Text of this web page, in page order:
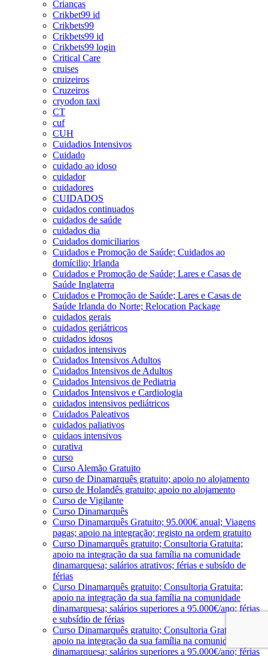
Crianças
Crikbet99 id
Crikbets99
Crikbets99 id
Crikbets99 login
Critical Care
cruises
cruizeiros
Cruzeiros
cryodon taxi
CT
cuf
CUH
Cuidadios Intensivos
Cuidado
cuidado ao idoso
cuidador
cuidadores
CUIDADOS
cuidados continuados
cuidados de saúde
cuidados dia
Cuidados domiciliarios
Cuidados e Promoção de Saúde; Cuidados ao
domícilio; Irlanda
Cuidados e Promoção de Saúde; Lares e Casas de
Saúde Inglaterra
Cuidados e Promoção de Saúde; Lares e Casas de
Saúde Irlanda do Norte; Relocation Package
cuidados gerais
cuidados geriátricos
cuidados idosos
cuidados intensivos
Cuidados Intensivos Adultos
Cuidados Intensivos de Adultos
Cuidados Intensivos de Pediatria
Cuidados Intensivos e Cardiologia
cuidados intensivos pediátricos
Cuidados Paleativos
cuidados paliativos
cuidaos intensivos
curativa
curso
Curso Alemão Gratuito
curso de Dinamarquês gratuito; apoio no alojamento
curso de Holandês gratuito; apoio no alojamento
Curso de Vigilante
Curso Dinamarquês
Curso Dinamarquês Gratuito; 95.000€ anual; Viagens
pagas; apoio na integração; registo na ordem gratuito
Curso Dinamarquês gratuito; Consultoria Gratuita;
apoio na integração da sua família na comunidade
dinamarquesa; salários atrativos; férias e subsído de
férias
Curso Dinamarquês gratuito; Consultoria Gratuita;
apoio na integração da sua família na comunidade
dinamarquesa; salários superiores a 95.000€/ano; férias
e subsídio de férias
Curso Dinamarquês gratuito; Consultoria Gratuita;
apoio na integração da sua família na comunidade
dinamarquesa; salários superiores a 95.000€/ano; férias